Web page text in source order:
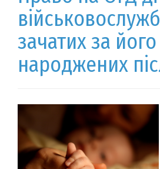
зачатих за
народжених